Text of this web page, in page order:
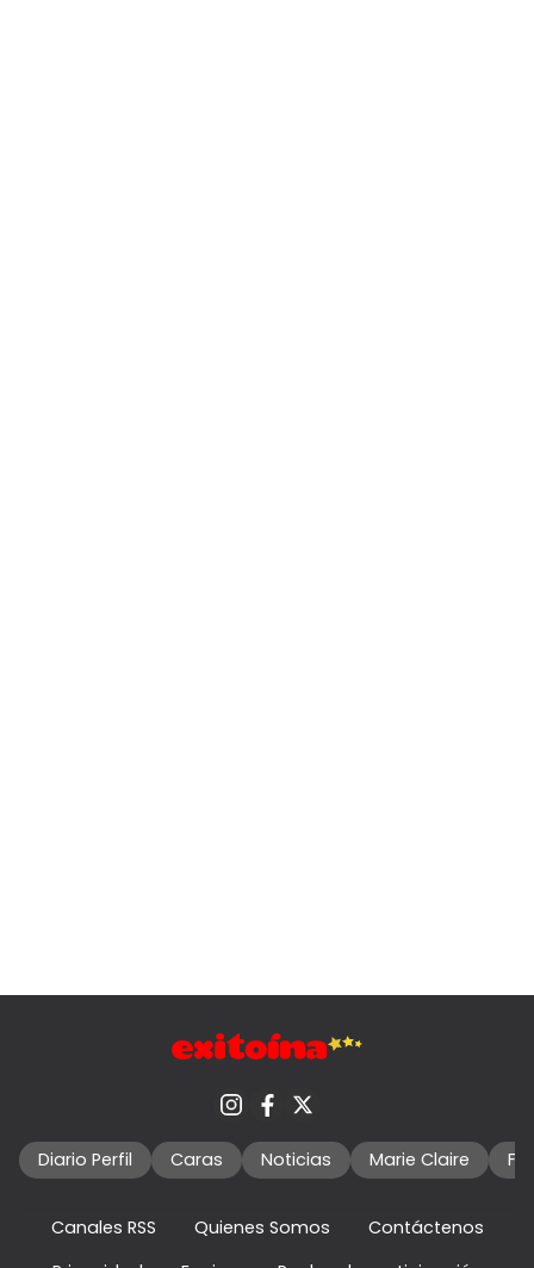
Diario Perfil Caras Noticias Marie Claire
Canales RSS Quienes Somos
Contáctenos